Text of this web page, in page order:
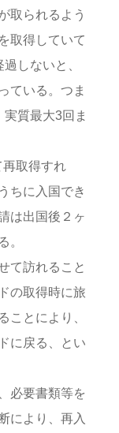
取られるよう
取得していて
しないと、
ている。つま
質最大3回ま
取得すれ
ちに入国でき
は出国後２ヶ
。
て訪れること
の取得時に旅
ことにより、
に戻る、とい
必要書類等を
により、再入